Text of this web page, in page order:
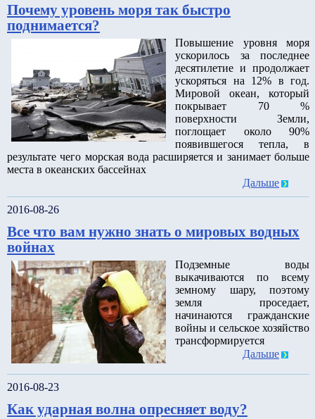
Почему уровень моря так быстро
поднимается?
Повышение уровня моря
ускорилось за последнее
десятилетие и продолжает
ускоряться на 12% в год.
Мировой океан, который
покрывает 70 %
поверхности Земли,
поглощает около 90%
появившегося тепла, в
результате чего морская вода расширяется и занимает больше
места в океанских бассейнах
Дальше
2016-08-26
Все что вам нужно знать о мировых водных
войнах
Подземные воды
выкачиваются по всему
земному шару, поэтому
земля проседает,
начинаются гражданские
войны и сельское хозяйство
трансформируется
Дальше
2016-08-23
Как ударная волна опресняет воду?